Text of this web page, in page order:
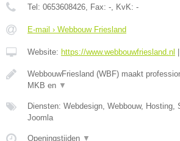
Tel: 0653608426, Fax: -, KvK: -
E-mail › Webbouw Friesland
Website: https://www.webbouwfriesland.nl
WebbouwFriesland (WBF) maakt
MKB en ▼
Diensten: Webdesign, Webbouw, Hosting,
Joomla
Openingstijden ▼